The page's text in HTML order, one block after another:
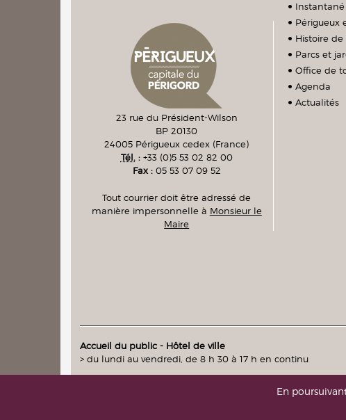
23 rue du Président-Wilson
BP 20130
24005 Périgueux cedex (France)
Tél.: +33 (0)5 53 02 82 00
Fax : 05 53 07 09 52
Tout courrier doit être adressé de
manière impersonnelle à Monsieur le
Maire
Périgueux
Histoire
Parcs et
Office de
Agenda
Actualités
Accueil du public - Hôtel de ville
> du lundi au vendredi, de 8 h 30 à 17 h en continu
En